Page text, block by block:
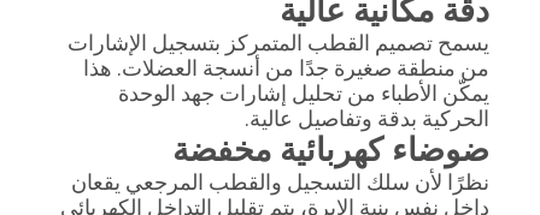
دقة مكانية عالية
يسمح تصميم القطب المتمركز بتسجيل الإشارات
من منطقة صغيرة جدًا من أنسجة العضلات. هذا
يمكّن الأطباء من تحليل إشارات جهد الوحدة
الحركية بدقة وتفاصيل عالية.
ضوضاء كهربائية مخفضة
نظرًا لأن سلك التسجيل والقطب المرجعي يقعان
داخل نفس بنية الإبرة، يتم تقليل التداخل الكهربائي